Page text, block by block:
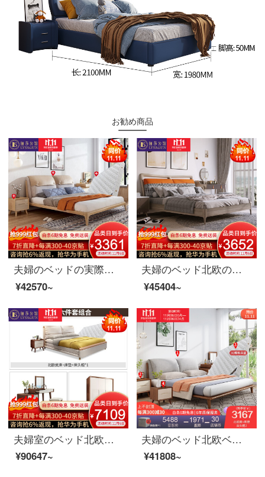
お勧め商品
夫婦のベッドの実際の木のベッド北欧の皮の布芸のダブルベッドの1.8メートルの寝室は簡単に取り壊して原木の色の結婚ベッドの家具のベッド+マットレス+マットレス+マットレス*1 1800*2000を洗うことができます。
¥42570~
夫婦のベッド北欧の布芸のダブルベッド1.8メートルの近代的な簡単なベッドルームのベッドの木の中の枠の逸品の家具のベッド+マットレスの1800*2000
¥45404~
夫婦室のベッド北欧ベッドのダブルベッド1.8メートルのシンプルなベッドの結婚式ベッドの家具の寝室の3点セット+008化粧台+化粧道具のベンチ+007クローゼット1800*2000
¥90647~
夫婦のベッド北欧ベッドのダブルベッド1.8メートルのシンプルなベッドルームは布芸ベッドの逸品家具のベッド+マットレス+マットレスの2つの1800*2000を解体して洗うことができます。
¥41808~